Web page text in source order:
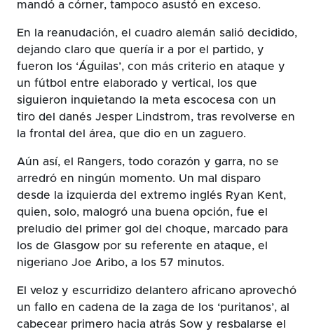
mandó a córner, tampoco asustó en exceso.
En la reanudación, el cuadro alemán salió decidido,
dejando claro que quería ir a por el partido, y
fueron los ‘Águilas’, con más criterio en ataque y
un fútbol entre elaborado y vertical, los que
siguieron inquietando la meta escocesa con un
tiro del danés Jesper Lindstrom, tras revolverse en
la frontal del área, que dio en un zaguero.
Aún así, el Rangers, todo corazón y garra, no se
arredró en ningún momento. Un mal disparo
desde la izquierda del extremo inglés Ryan Kent,
quien, solo, malogró una buena opción, fue el
preludio del primer gol del choque, marcado para
los de Glasgow por su referente en ataque, el
nigeriano Joe Aribo, a los 57 minutos.
El veloz y escurridizo delantero africano aprovechó
un fallo en cadena de la zaga de los ‘puritanos’, al
cabecear primero hacia atrás Sow y resbalarse el